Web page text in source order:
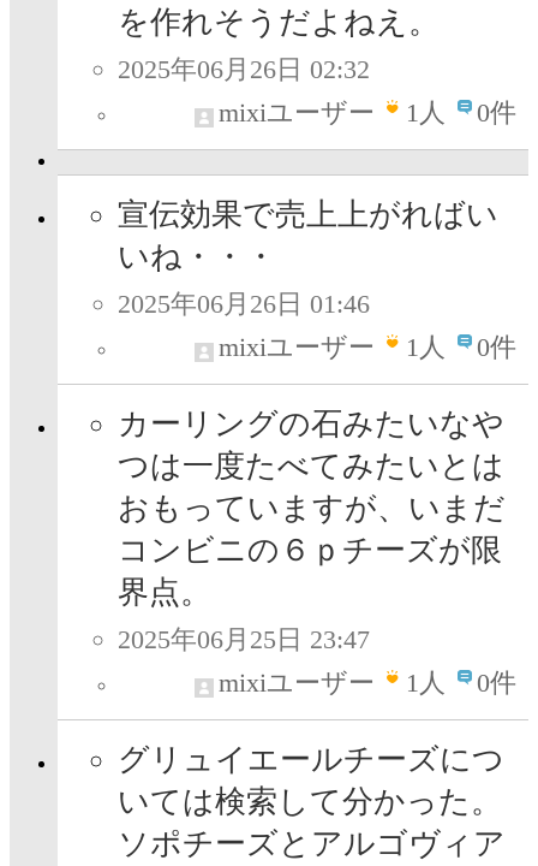
を作れそうだよねえ。
2025年06月26日 02:32
mixiユーザー
1人 0件
宣伝効果で売上上がればい
いね・・・
2025年06月26日 01:46
mixiユーザー
1人 0件
カーリングの石みたいなや
つは一度たべてみたいとは
おもっていますが、いまだ
コンビニの６ｐチーズが限
界点。
2025年06月25日 23:47
mixiユーザー
1人 0件
グリュイエールチーズにつ
いては検索して分かった。
ソポチーズとアルゴヴィア